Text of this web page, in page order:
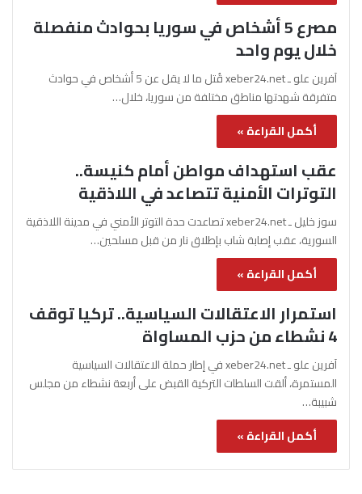
مصرع 5 أشخاص في سوريا بحوادث منفصلة
خلال يوم واحد
آفرين علو ـ xeber24.net قُتل ما لا يقل عن 5 أشخاص في حوادث
متفرقة شهدتها مناطق مختلفة من سوريا، خلال…
أكمل القراءة »
عقب استهداف مواطن أمام كنيسة..
التوترات الأمنية تتصاعد في اللاذقية
سوز خليل ـ xeber24.net تصاعدت حدة التوتر الأمني في مدينة اللاذقية
السورية، عقب إصابة شاب بإطلاق نار من قبل مسلحين…
أكمل القراءة »
استمرار الاعتقالات السياسية.. تركيا توقف
4 نشطاء من حزب المساواة
آفرين علو ـ xeber24.net في إطار حملة الاعتقالات السياسية
المستمرة، ألقت السلطات التركية القبض على أربعة نشطاء من مجلس
شبيبة…
أكمل القراءة »